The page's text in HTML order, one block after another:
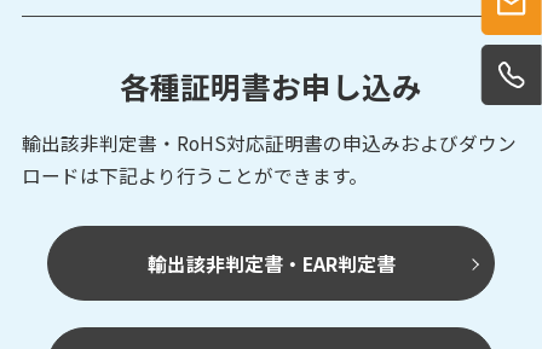
各種証明書お申し込み
輸出該非判定書・RoHS対応証明書の申込みおよびダウン
ロードは下記より行うことができます。
輸出該非判定書・EAR判定書